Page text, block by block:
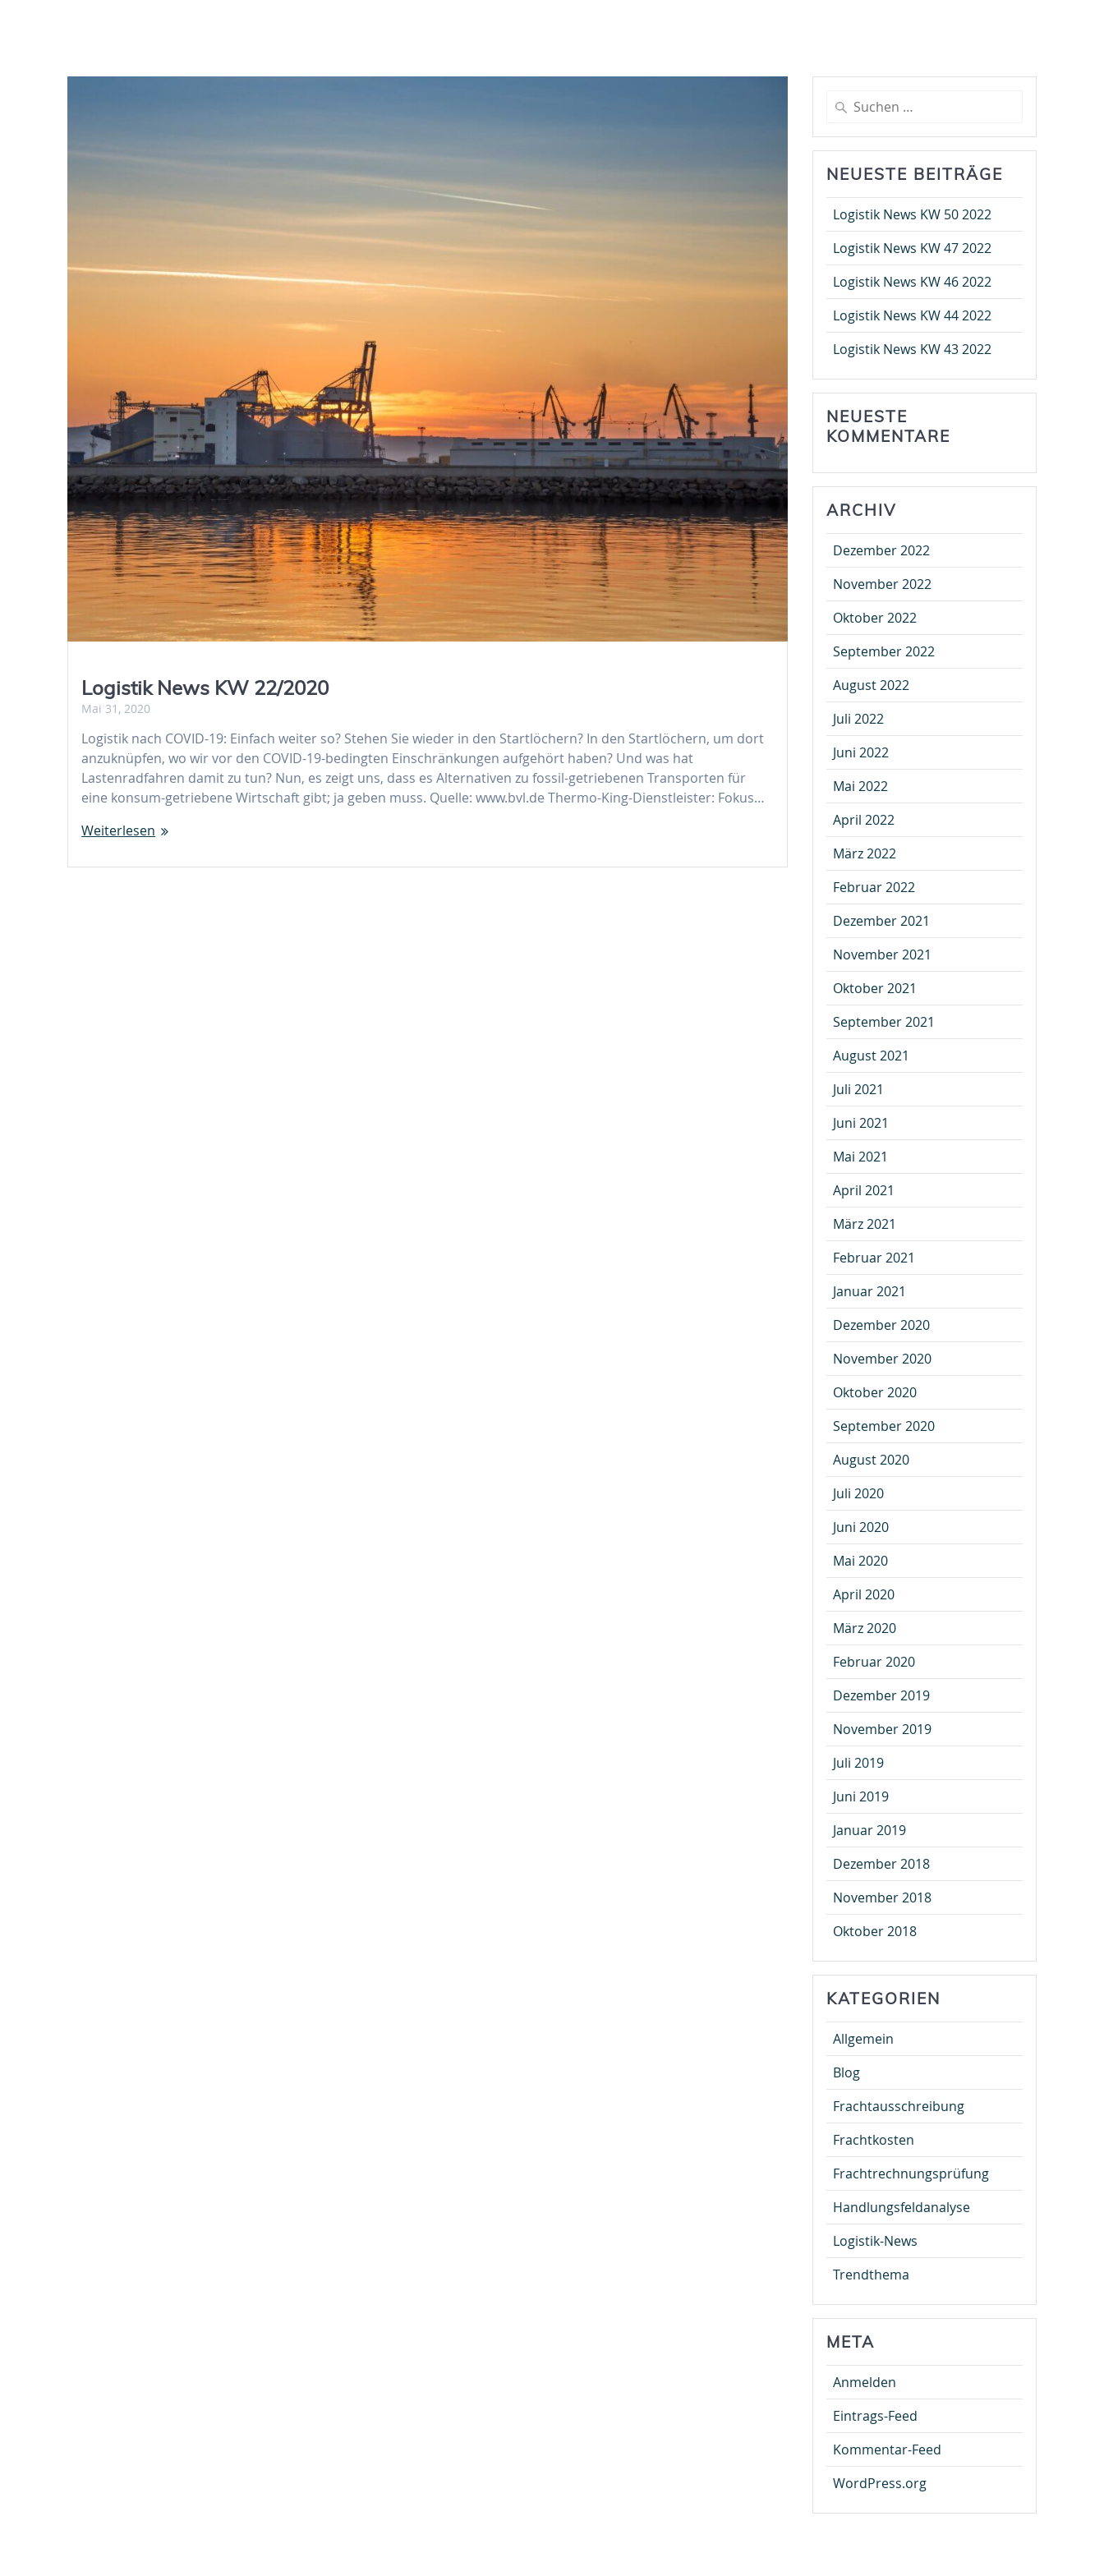
Logistik News KW 22/2020
Mai 31, 2020
Logistik nach COVID-19: Einfach weiter so? Stehen Sie wieder in den Startlöchern? In den Startlöchern, um dort
anzuknüpfen, wo wir vor den COVID-19-bedingten Einschränkungen aufgehört haben? Und was hat
Lastenradfahren damit zu tun? Nun, es zeigt uns, dass es Alternativen zu fossil-getriebenen Transporten für
eine konsum-getriebene Wirtschaft gibt; ja geben muss. Quelle: www.bvl.de Thermo-King-Dienstleister: Fokus…
Weiterlesen
Suche
nach:
NEUESTE BEITRÄGE
Logistik News KW 50 2022
Logistik News KW 47 2022
Logistik News KW 46 2022
Logistik News KW 44 2022
Logistik News KW 43 2022
NEUESTE
KOMMENTARE
ARCHIV
Dezember 2022
November 2022
Oktober 2022
September 2022
August 2022
Juli 2022
Juni 2022
Mai 2022
April 2022
März 2022
Februar 2022
Dezember 2021
November 2021
Oktober 2021
September 2021
August 2021
Juli 2021
Juni 2021
Mai 2021
April 2021
März 2021
Februar 2021
Januar 2021
Dezember 2020
November 2020
Oktober 2020
September 2020
August 2020
Juli 2020
Juni 2020
Mai 2020
April 2020
März 2020
Februar 2020
Dezember 2019
November 2019
Juli 2019
Juni 2019
Januar 2019
Dezember 2018
November 2018
Oktober 2018
KATEGORIEN
Allgemein
Blog
Frachtausschreibung
Frachtkosten
Frachtrechnungsprüfung
Handlungsfeldanalyse
Logistik-News
Trendthema
META
Anmelden
Eintrags-Feed
Kommentar-Feed
WordPress.org